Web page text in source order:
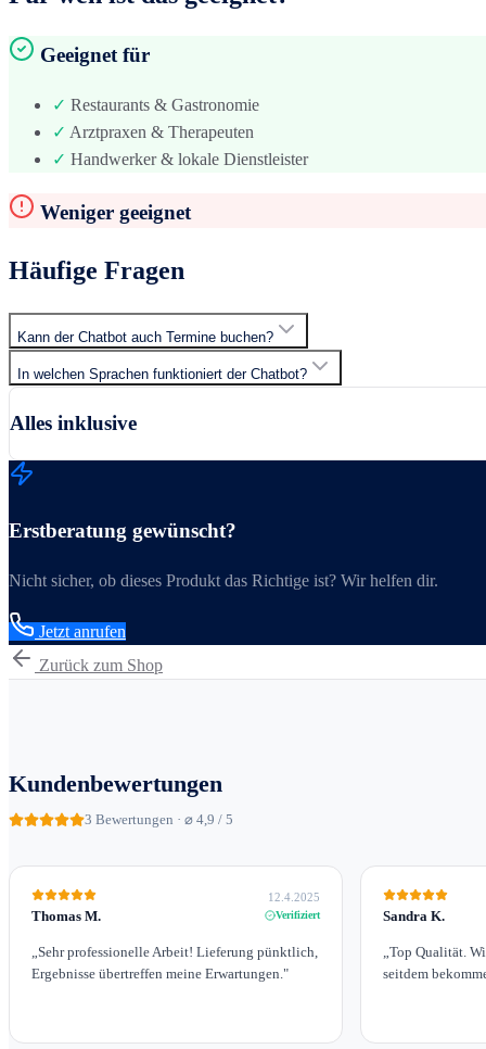
Geeignet für
✓ Restaurants & Gastronomie
✓ Arztpraxen & Therapeuten
✓ Handwerker & lokale Dienstleister
Weniger geeignet
Häufige Fragen
Kann der Chatbot auch Termine buchen?
In welchen Sprachen funktioniert der Chatbot?
Alles inklusive
Erstberatung gewünscht?
Nicht sicher, ob dieses Produkt das Richtige ist? Wir helfen dir.
Jetzt anrufen
Zurück zum Shop
Kundenbewertungen
3 Bewertungen · ⌀ 4,9 / 5
Thomas M.
12.4.2025
Verifiziert
Sehr professionelle Arbeit! Lieferung pünktlich,
Ergebnisse übertreffen meine Erwartungen. "
Sandra K.
Top Qualität.
seitdem